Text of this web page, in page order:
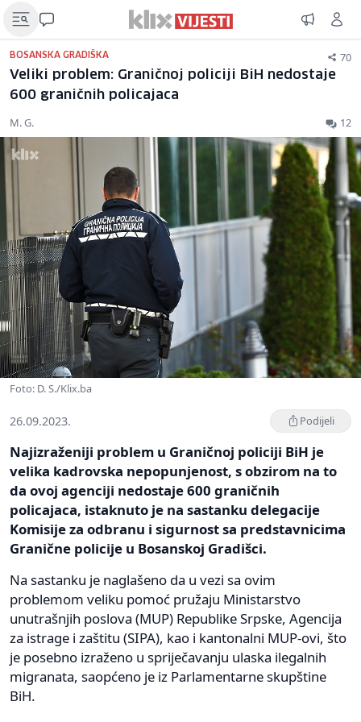
BOSANSKA GRADIŠKA 70
Veliki problem: Graničnoj policiji BiH nedostaje
600 graničnih policajaca
M. G. 12
Foto: D. S./Klix.ba
26.09.2023. Podijeli
Najizraženiji problem u Graničnoj policiji BiH je
velika kadrovska nepopunjenost, s obzirom na to
da ovoj agenciji nedostaje 600 graničnih
policajaca, istaknuto je na sastanku delegacije
Komisije za odbranu i sigurnost sa predstavnicima
Granične policije u Bosanskoj Gradišci.
Na sastanku je naglašeno da u vezi sa ovim
problemom veliku pomoć pružaju Ministarstvo
unutrašnjih poslova (MUP) Republike Srpske, Agencija
za istrage i zaštitu (SIPA), kao i kantonalni MUP-ovi, što
je posebno izraženo u spriječavanju ulaska ilegalnih
migranata, saopćeno je iz Parlamentarne skupštine
BiH.